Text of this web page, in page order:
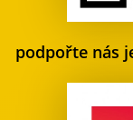
podpořte nás